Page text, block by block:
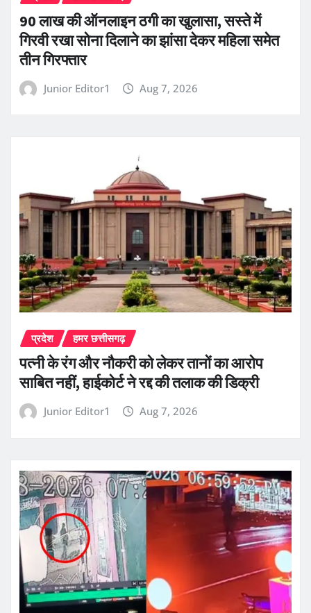
90 लाख की ऑनलाइन ठगी का खुलासा, सस्ते में
गिरवी रखा सोना दिलाने का झांसा देकर महिला समेत
तीन गिरफ्तार
Junior Editor1 Aug 7, 2026
प्रदेश हमर छत्तीसगढ़
पत्नी के रंग और नौकरी को लेकर तानों का आरोप
साबित नहीं, हाईकोर्ट ने रद्द की तलाक की डिक्री
Junior Editor1 Aug 7, 2026